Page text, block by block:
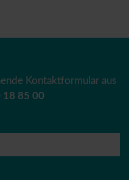
Kontaktformular aus
18 85 00